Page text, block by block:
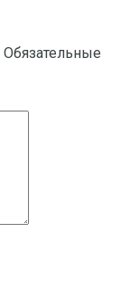
Обязательные